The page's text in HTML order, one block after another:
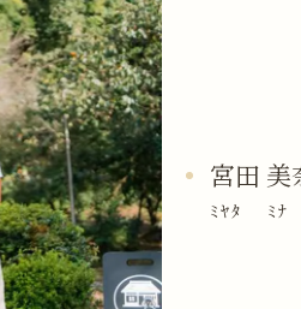
宮田 美
ﾐﾔﾀ ﾐﾅ